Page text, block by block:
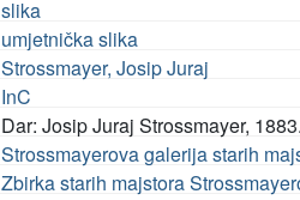
slika
umjetnička slika
Strossmayer, Josip Juraj
InC
Dar: Josip Juraj Strossmayer, 1883.
Strossmayerova galerija starih
Zbirka starih majstora